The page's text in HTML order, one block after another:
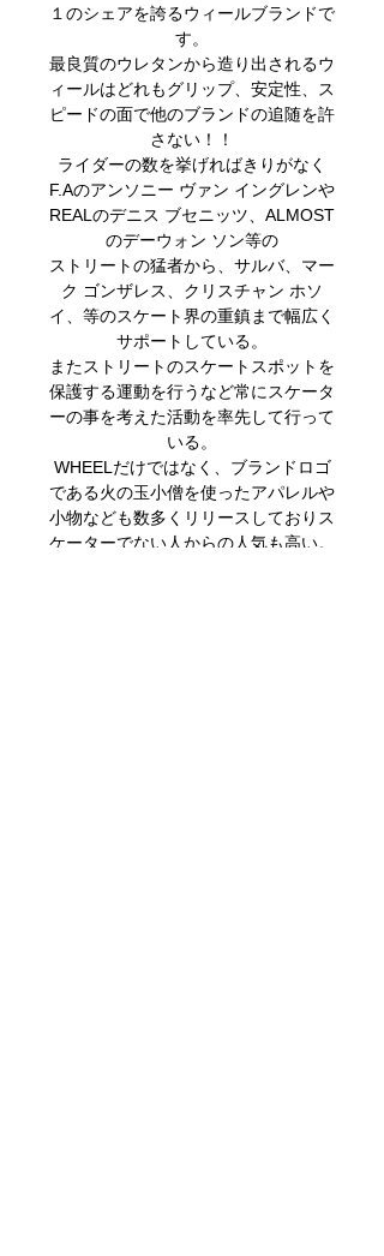
１のシェアを誇るウィールブランドで
す。
最良質のウレタンから造り出されるウ
ィールはどれもグリップ、安定性、ス
ピードの面で他のブランドの追随を許
さない！！
ライダーの数を挙げればきりがなく
F.Aのアンソニー ヴァン イングレンや
REALのデニス ブセニッツ、ALMOST
のデーウォン ソン等の
ストリートの猛者から、サルバ、マー
ク ゴンザレス、クリスチャン ホソ
イ、等のスケート界の重鎮まで幅広く
サポートしている。
またストリートのスケートスポットを
保護する運動を行うなど常にスケータ
ーの事を考えた活動を率先して行って
いる。
WHEELだけではなく、ブランドロゴ
である火の玉小僧を使ったアパレルや
小物なども数多くリリースしておりス
ケーターでない人からの人気も高い。